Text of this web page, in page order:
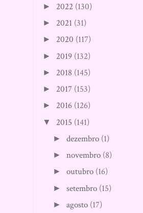
► 2022 (130)
► 2021 (31)
► 2020 (117)
► 2019 (132)
► 2018 (145)
► 2017 (153)
► 2016 (126)
▼ 2015 (141)
►dezembro (1)
►novembro (8)
►outubro (16)
►setembro (15)
►agosto (17)